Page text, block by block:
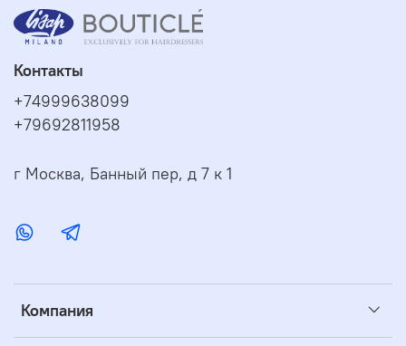
Компания
Контакты
+74999638099
+79692811958
г Москва, Банный пер, д 7 к 1